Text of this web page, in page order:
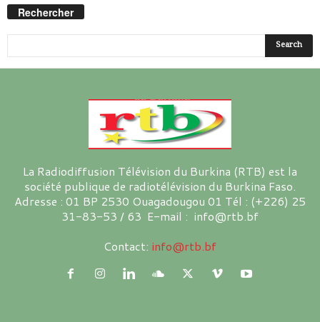
Rechercher
La Radiodiffusion Télévision du Burkina (RTB) est la
société publique de radiotélévision du Burkina Faso.
Adresse : 01 BP 2530 Ouagadougou 01 Tél : (+226) 25
31-83-53 / 63 E-mail : info@rtb.bf
Contact: info@rtb.bf